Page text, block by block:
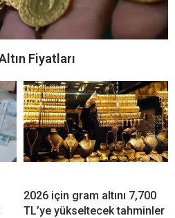
Fiyatları
2026 için gram altını 7,700
TL’ye yükseltecek tahminler